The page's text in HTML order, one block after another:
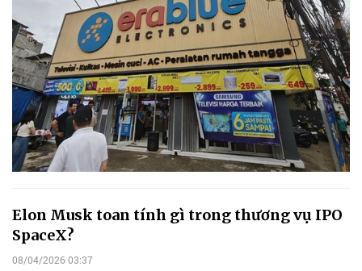
Elon Musk toan tính gì trong thương vụ IPO
SpaceX?
08/04/2026 03:37